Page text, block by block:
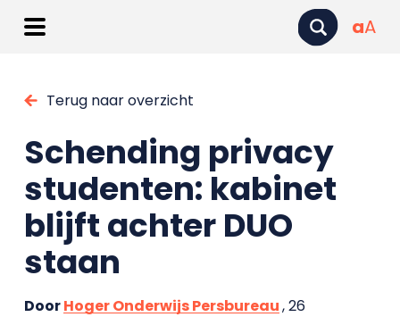
aA
Terug naar overzicht
Schending privacy
studenten: kabinet
blijft achter DUO
staan
DoorHoger Onderwijs Persbureau, 26